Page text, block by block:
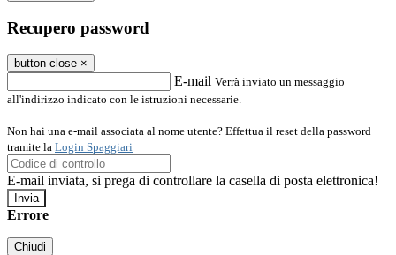
Recupero password
button close ×
E-mail Verrà inviato un messaggio
all'indirizzo indicato con le istruzioni necessarie.
Non hai una e-mail associata al nome utente? Effettua il reset della password
tramite la Login Spaggiari
E-mail inviata, si prega di controllare la casella di posta elettronica!
Errore
Chiudi